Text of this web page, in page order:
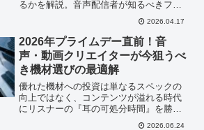
るかを解説。音声配信者が知るべきファ
ンエンゲージメント戦略を深掘りしま
2026.04.17
2026年プライムデー直前！音
声・動画クリエイターが今狙うべ
き機材選びの最適解
優れた機材への投資は単なるスペックの
向上ではなく、コンテンツが溢れる時代
にリスナーの『耳の可処分時間』を勝ち
取るための、配信者にとって最も費用対
2026.06.24